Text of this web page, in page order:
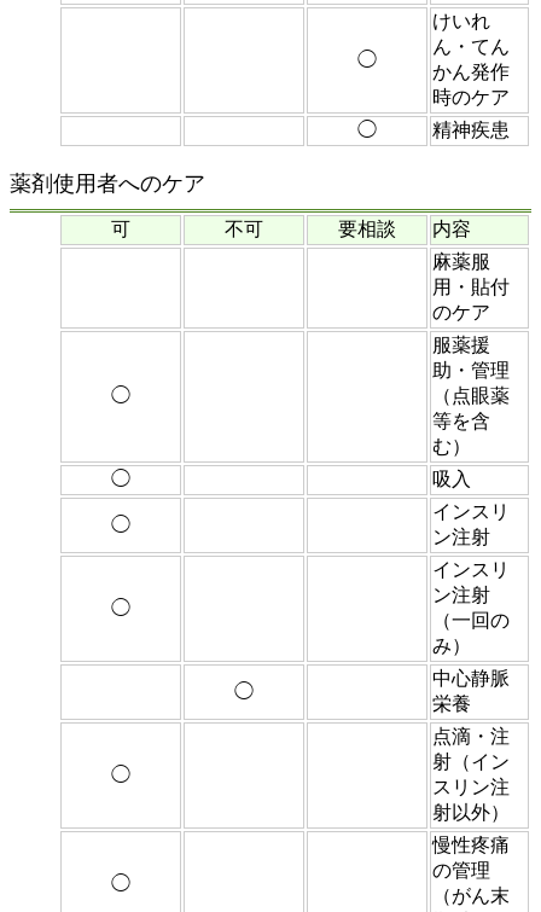
◯
けいれ
ん・てん
かん発作
時のケア
◯
精神疾患
薬剤使用者へのケア
可 不可 要相談
内容
麻薬服
用・貼付
のケア
◯
服薬援
助・管理
（点眼薬
等を含
む）
◯
吸入
◯
インスリ
ン注射
◯
インスリ
ン注射
（一回の
み）
◯
中心静脈
栄養
◯
点滴・注
射（イン
スリン注
射以外）
◯
慢性疼痛
の管理
（がん末